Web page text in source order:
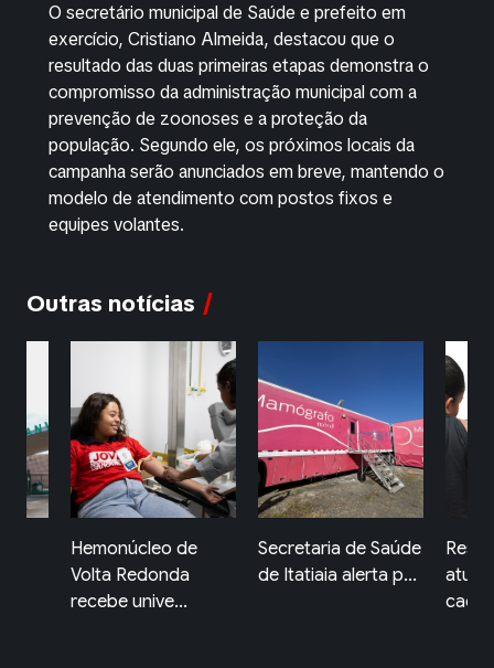
O secretário municipal de Saúde e prefeito em
exercício, Cristiano Almeida, destacou que o
resultado das duas primeiras etapas demonstra o
compromisso da administração municipal com a
prevenção de zoonoses e a proteção da
população. Segundo ele, os próximos locais da
campanha serão anunciados em breve, mantendo o
modelo de atendimento com postos fixos e
equipes volantes.
Outras notícias
Secretaria de Saúde
de Itatiaia alerta p...
Resende reforça
atualização da
mul...